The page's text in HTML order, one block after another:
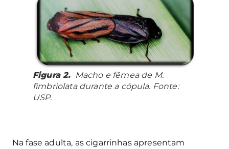
Figura 2. Macho e fêmea de M.
fimbriolata durante a cópula. Fonte:
USP.
Na fase adulta, as cigarrinhas apresentam